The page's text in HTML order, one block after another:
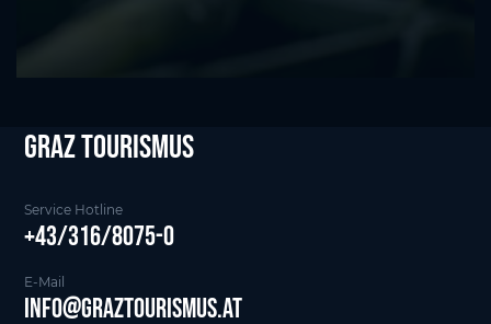
Graz tourismus
Service Hotline
+43/316/8075-0
E-Mail
info@graztourismus.at